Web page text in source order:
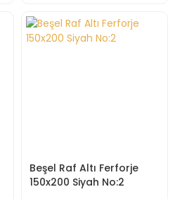
Beşel Raf Altı Ferforje
150x200 Siyah No:2